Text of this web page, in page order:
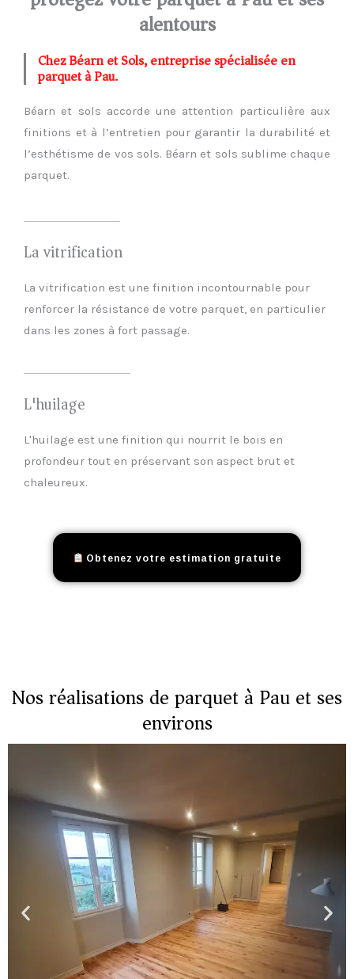
alentours
Chez Béarn et Sols, entreprise spécialisée en
parquet à Pau.
Béarn et sols accorde une attention particulière aux
finitions et à l’entretien pour garantir la durabilité et
l’esthétisme de vos sols. Béarn et sols sublime chaque
parquet.
La vitrification
La vitrification est une finition incontournable pour
renforcer la résistance de votre parquet, en particulier
dans les zones à fort passage.
L'huilage
L'huilage est une finition qui nourrit le bois en
profondeur tout en préservant son aspect brut et
chaleureux.
Obtenez votre estimation gratuite
Nos réalisations de parquet à Pau et ses
environs